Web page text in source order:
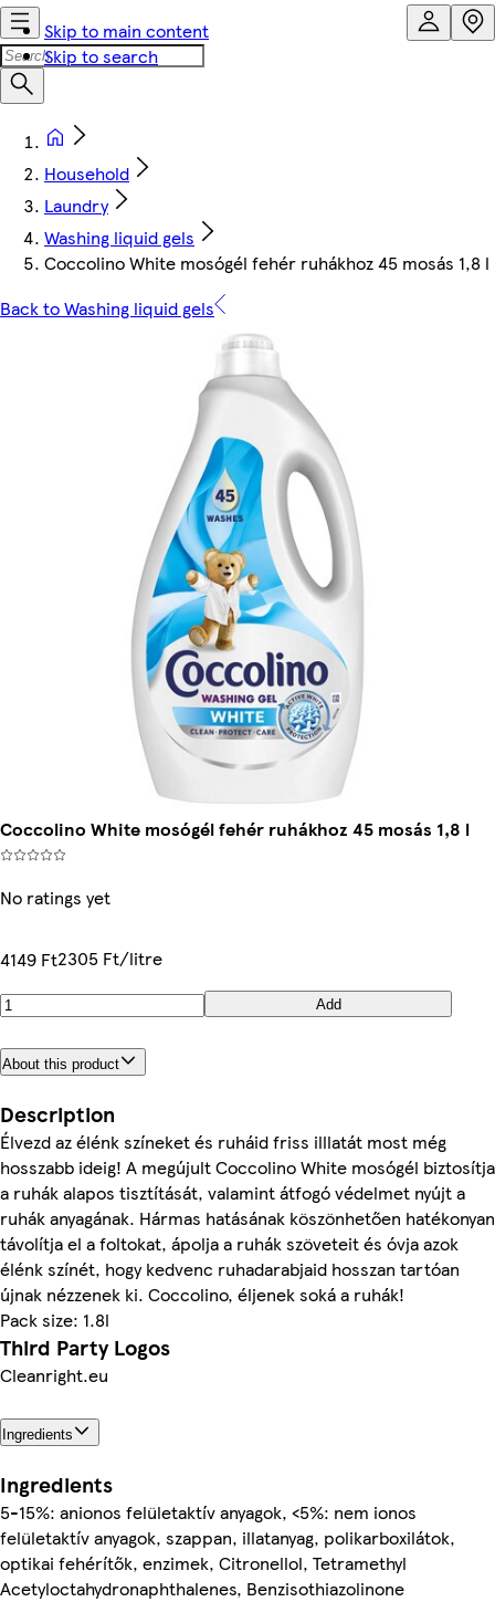
Skip to main content
Skip to search
Household
Laundry
Washing liquid gels
Coccolino White mosógél fehér ruhákhoz 45 mosás 1,8 l
Back to Washing liquid gels
Coccolino White mosógél fehér ruhákhoz 45 mosás 1,8 l
No ratings yet
4149 Ft2305 Ft/litre
Add
About this product
Description
Élvezd az élénk színeket és ruháid friss illlatát most még
hosszabb ideig! A megújult Coccolino White mosógél biztosítja
a ruhák alapos tisztítását, valamint átfogó védelmet nyújt a
ruhák anyagának. Hármas hatásának köszönhetően hatékonyan
távolítja el a foltokat, ápolja a ruhák szöveteit és óvja azok
élénk színét, hogy kedvenc ruhadarabjaid hosszan tartóan
újnak nézzenek ki. Coccolino, éljenek soká a ruhák!
Pack size: 1.8l
Third Party Logos
Cleanright.eu
Ingredients
Ingredients
5-15%: anionos felületaktív anyagok, <5%: nem ionos
felületaktív anyagok, szappan, illatanyag, polikarboxilátok,
optikai fehérítők, enzimek, Citronellol, Tetramethyl
Acetyloctahydronaphthalenes, Benzisothiazolinone